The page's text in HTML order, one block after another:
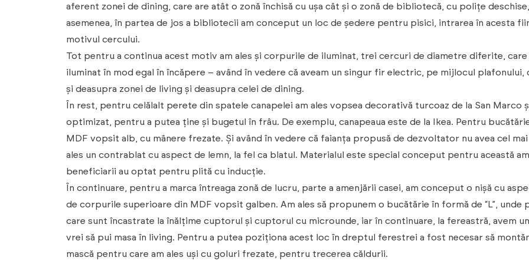
aferent zonei de dining, care are atât o zonă închisă cu ușa cât și o zonă de bibliotecă, cu polițe
asemenea, în partea de jos a bibliotecii am conceput un loc de ședere pentru pisici, intrarea în acesta
motivul cercului.
Tot pentru a continua acest motiv am ales și corpurile de iluminat, trei cercuri de diametre diferite,
iluminat în mod egal în încăpere – având în vedere că aveam un singur fir electric, pe mijlocul
și deasupra zonei de living și deasupra celei de dining.
În rest, pentru celălalt perete din spatele canapelei am ales vopsea decorativă turcoaz de la San
optimizat, pentru a putea ține și bugetul în frâu. De exemplu, canapeaua este de la Ikea. Pentru
MDF vopsit alb, cu mânere frezate. Și având în vedere că faianța propusă de dezvoltator nu avea cel
ales un contrablat cu aspect de lemn, la fel ca blatul. Materialul este special conceput pentru această
beneficiarii au optat pentru plită cu inducție.
În continuare, pentru a marca întreaga zonă de lucru, parte a amenjării casei, am conceput o nișă cu
de corpurile superioare din MDF vopsit galben. Am ales să propunem o bucătărie în formă de “L”, unde
care sunt încastrate la înălțime cuptorul și cuptorul cu microunde, iar în continuare, la fereastră, avem
vrei să pui masa în living. Pentru a putea poziționa acest loc în dreptul ferestrei a fost necesar să
mască pentru care am ales uși cu goluri frezate, pentru trecerea căldurii.